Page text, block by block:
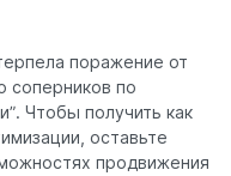
поражение от
соперников по
Чтобы получить как
оставьте
продвижения